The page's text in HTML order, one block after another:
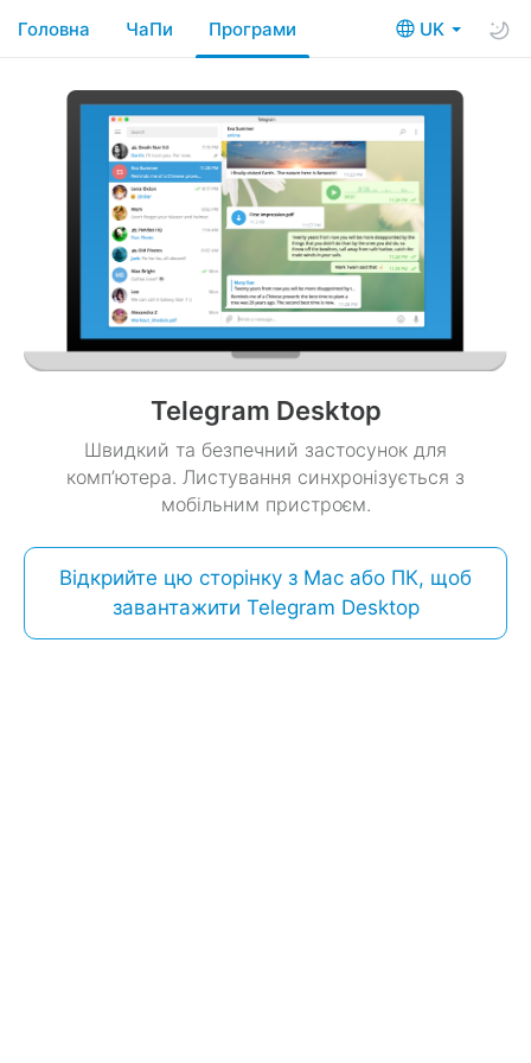
UK
Головна ЧаПи Програми
Telegram Desktop
Швидкий та безпечний застосунок для
комп’ютера. Листування синхронізується з
мобільним пристроєм.
Відкрийте цю сторінку з Mac або ПК, щоб
завантажити Telegram Desktop